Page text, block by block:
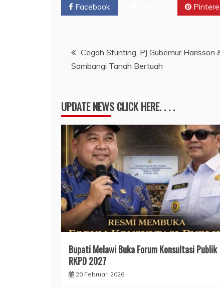
Facebook
Navigasi
pos
Cegah Stunting, PJ Gubernur Harisson
Sambangi Tanah Bertuah
UPDATE NEWS CLICK HERE. . . .
Bupati Melawi Buka Forum Konsultasi Publik
RKPD 2027
20 Februari 2026